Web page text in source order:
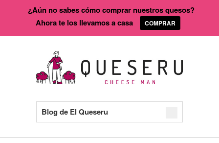
Blog de El Queseru
¿Aún no sabes cómo comprar nuestros quesos?
Ahora te los llevamos a casa
COMPRAR